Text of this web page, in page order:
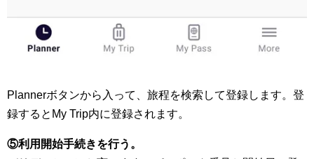
Plannerボタンから入って、旅程を検索して登録します。登
録するとMy Trip内に登録されます。
⑤利用開始手続きを行う。